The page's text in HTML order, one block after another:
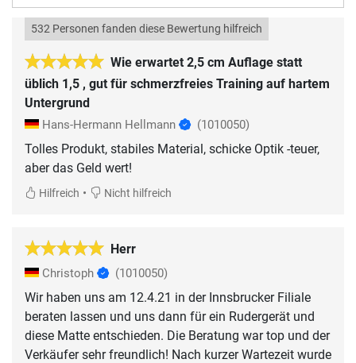
Wie erwartet 2,5 cm Auflage statt
üblich 1,5 , gut für schmerzfreies Training auf hartem
Untergrund
532 Personen fanden diese Bewertung hilfreich
Hans-Hermann Hellmann (1010050)
Tolles Produkt, stabiles Material, schicke Optik -teuer,
aber das Geld wert!
Hilfreich • Nicht hilfreich
Herr
Christoph (1010050)
Wir haben uns am 12.4.21 in der Innsbrucker Filiale
beraten lassen und uns dann für ein Rudergerät und
diese Matte entschieden. Die Beratung war top und der
Verkäufer sehr freundlich! Nach kurzer Wartezeit wurde